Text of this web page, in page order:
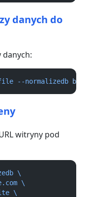
danych do
danych:
--normalizedb
witryny pod
\
\
\